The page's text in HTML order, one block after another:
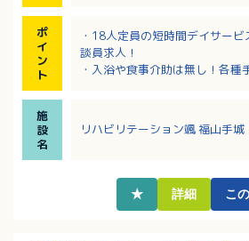
ポ
イ
ン
ト
・18人定員の短時間デイサー
談員求人！
・入浴や食事介助は無し！各種
性のある職場です。
施
設
名
リハビリテーション颯 福山手城
★ 詳細 こ